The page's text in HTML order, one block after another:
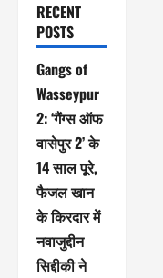
RECENT
POSTS
Gangs of
Wasseypur
2: ‘गैंग्स ऑफ
वासेपुर 2’ के
14 साल पूरे,
फैजल खान
के किरदार में
नवाजुद्दीन
सिद्दीकी ने